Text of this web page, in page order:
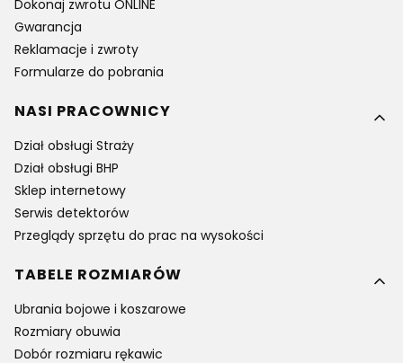
Dokonaj zwrotu ONLINE
Gwarancja
Reklamacje i zwroty
Formularze do pobrania
NASI PRACOWNICY
Dział obsługi Straży
Dział obsługi BHP
Sklep internetowy
Serwis detektorów
Przeglądy sprzętu do prac na wysokości
TABELE ROZMIARÓW
Ubrania bojowe i koszarowe
Rozmiary obuwia
Dobór rozmiaru rękawic